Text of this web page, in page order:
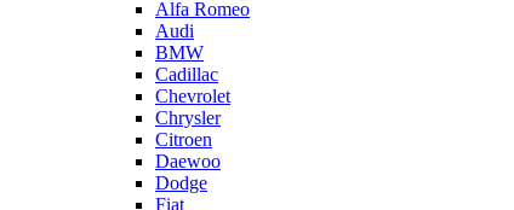
Alfa Romeo
Audi
BMW
Cadillac
Chevrolet
Chrysler
Citroen
Daewoo
Dodge
Fiat